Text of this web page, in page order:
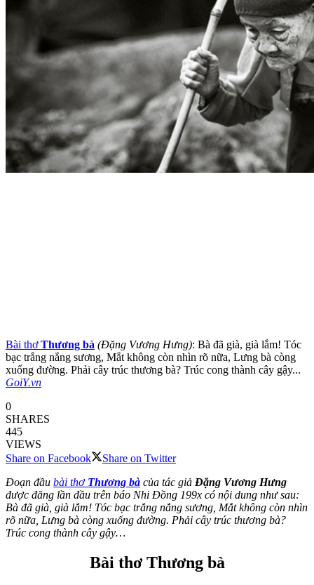
Bài thơThương bà (Đặng Vương Hưng): Bà đã già, già lắm! Tóc
bạc trắng nắng sương, Mắt không còn nhìn rõ nữa, Lưng bà còng
xuống đường. Phải cây trúc thương bà? Trúc cong thành cây gậy...
GoiY.vn
0
SHARES
445
VIEWS
Share on Facebook
Share on Twitter
Đoạn đầu bài thơ Thương bà của tác giả Đặng Vương Hưng
được đăng lần đầu trên báo Nhi Đồng 199x có nội dung như sau:
Bà đã già, già lắm! Tóc bạc trắng nắng sương, Mắt không còn nhìn
rõ nữa, Lưng bà còng xuống đường. Phải cây trúc thương bà?
Trúc cong thành cây gậy…
Bài thơ Thương bà